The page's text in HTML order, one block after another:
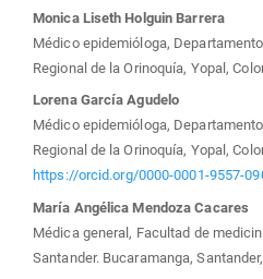
Contenido
principal
del
artículo
Monica Liseth Holguin Barrera
Médico epidemióloga,
Regional de la Orinoquía, Yopal,
Lorena García Agudelo
Médico epidemióloga,
Regional de la Orinoquía, Yopal,
https://orcid.org/0000-0001-9557-
María Angélica Mendoza Cacares
Médica general, Facultad de
Santander. Bucaramanga,